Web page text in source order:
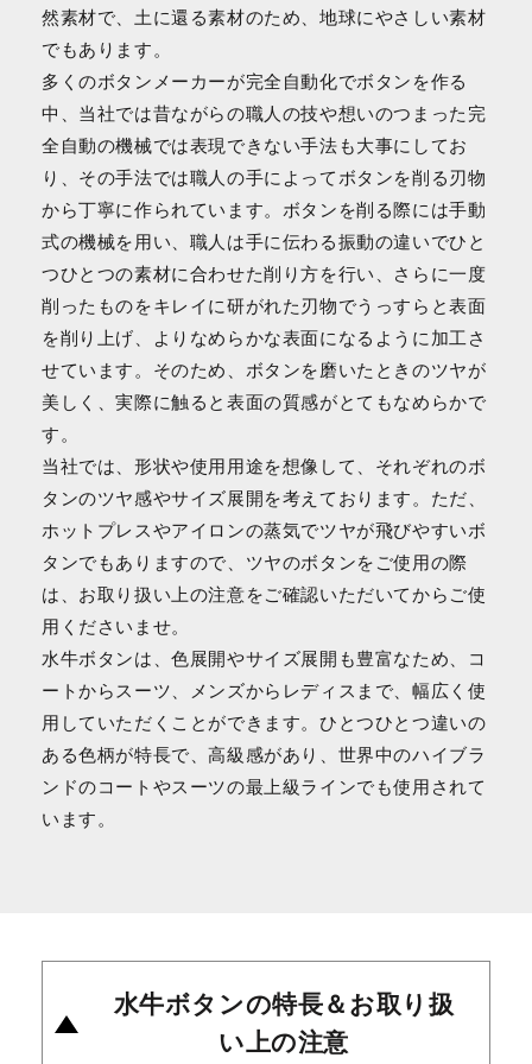
然素材で、土に還る素材のため、地球にやさしい素材
でもあります。
多くのボタンメーカーが完全自動化でボタンを作る
中、当社では昔ながらの職人の技や想いのつまった完
全自動の機械では表現できない手法も大事にしてお
り、その手法では職人の手によってボタンを削る刃物
から丁寧に作られています。ボタンを削る際には手動
式の機械を用い、職人は手に伝わる振動の違いでひと
つひとつの素材に合わせた削り方を行い、さらに一度
削ったものをキレイに研がれた刃物でうっすらと表面
を削り上げ、よりなめらかな表面になるように加工さ
せています。そのため、ボタンを磨いたときのツヤが
美しく、実際に触ると表面の質感がとてもなめらかで
す。
当社では、形状や使用用途を想像して、それぞれのボ
タンのツヤ感やサイズ展開を考えております。ただ、
ホットプレスやアイロンの蒸気でツヤが飛びやすいボ
タンでもありますので、ツヤのボタンをご使用の際
は、お取り扱い上の注意をご確認いただいてからご使
用くださいませ。
水牛ボタンは、色展開やサイズ展開も豊富なため、コ
ートからスーツ、メンズからレディスまで、幅広く使
用していただくことができます。ひとつひとつ違いの
ある色柄が特長で、高級感があり、世界中のハイブラ
ンドのコートやスーツの最上級ラインでも使用されて
います。
水牛ボタンの特長＆お取り扱
い上の注意